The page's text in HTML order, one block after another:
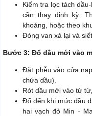
Kiểm tra lọc tách
cần thay định kỳ.
khoáng, hoặc theo
Đóng van xả lại và
Bước 3: Đổ dầu mới vào
Đặt phễu vào cửa
chứa dầu).
Rót dầu mới vào từ
Đổ đến khi mức dầu
hai vạch đỏ Min -